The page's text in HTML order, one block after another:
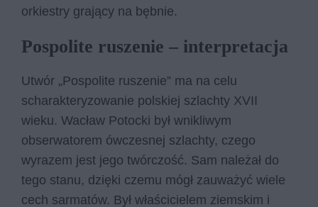
orkiestry grający na bębnie.
Pospolite ruszenie – interpretacja
Utwór „Pospolite ruszenie” ma na celu
scharakteryzowanie polskiej szlachty XVII
wieku. Wacław Potocki był wnikliwym
obserwatorem ówczesnej szlachty, czego
wyrazem jest jego twórczość. Sam należał do
tego stanu, dzięki czemu mógł zauważyć wiele
cech sarmatów. Był właścicielem ziemskim i